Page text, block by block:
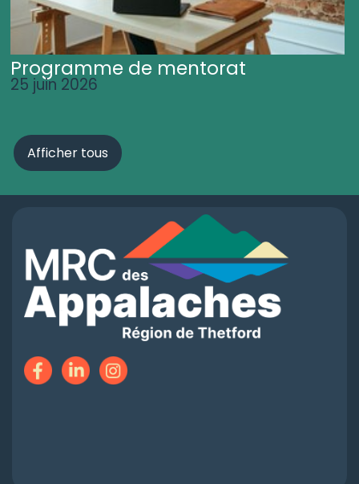
Programme de mentorat
25 juin 2026
Afficher tous